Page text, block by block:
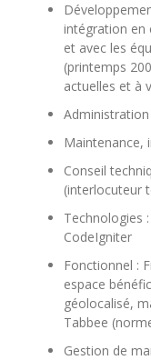
intégration en
et avec les
(printemps
actuelles et à
Maintenance,
Conseil
(interlocuteur
Technologies
CodeIgniter
Fonctionnel :
espace
géolocalisé,
Tabbee
Gestion de